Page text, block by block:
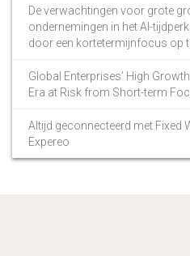
De verwachtingen voor grote
ondernemingen in het AI-
door een kortetermijnfocus op
Global Enterprises’ High
Era at Risk from Short-term
Altijd geconnecteerd met Fixed
Expereo